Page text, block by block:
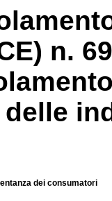
n.
dei consumatori